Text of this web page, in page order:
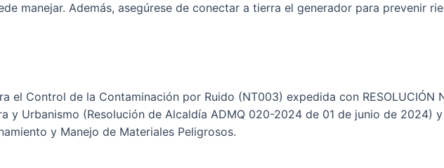
manejar. Además, asegúrese de conectar a tierra el generador para prevenir
el Control de la Contaminación por Ruido (NT003) expedida con RESOLUCIÓN
y Urbanismo (Resolución de Alcaldía ADMQ 020-2024 de 01 de junio de 2024)
y Manejo de Materiales Peligrosos.